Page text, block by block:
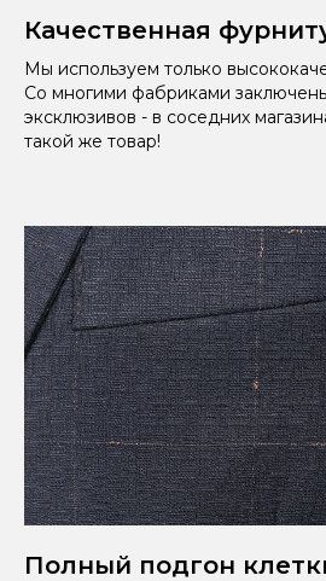
Качественная
Мы используем только
Со многими фабриками
эксклюзивов - в соседних
такой же товар!
Полный подгон